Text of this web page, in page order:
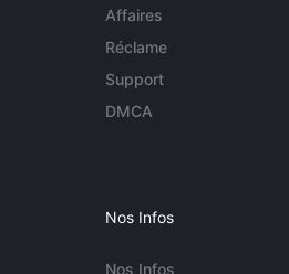
Affaires
Réclame
Support
DMCA
Nos Infos
Nos Infos